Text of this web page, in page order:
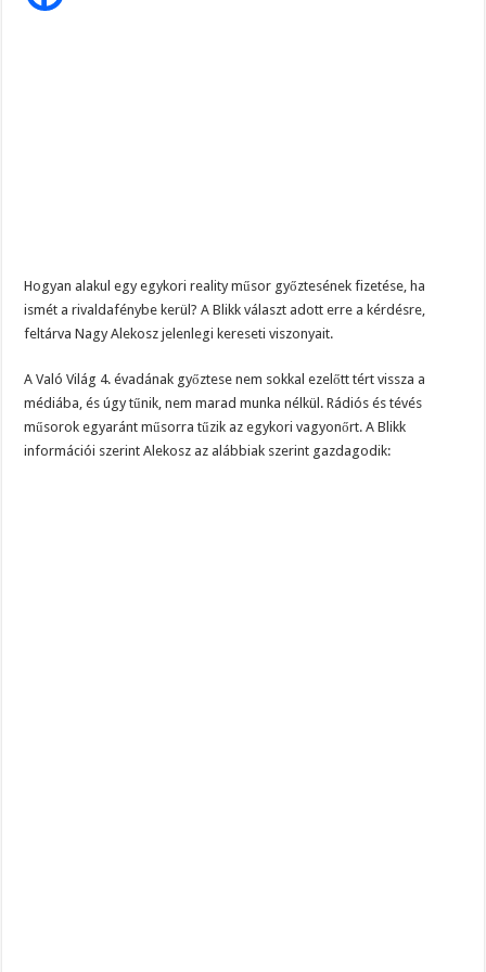
Szijjártó élő adásban semmisítette meg Magyar Pétert – egyetlen mondat elég
Hogyan alakul egy egykori reality műsor győztesének fizetése, ha
ismét a rivaldafénybe kerül? A Blikk választ adott erre a kérdésre,
feltárva Nagy Alekosz jelenlegi kereseti viszonyait.
A Való Világ 4. évadának győztese nem sokkal ezelőtt tért vissza a
médiába, és úgy tűnik, nem marad munka nélkül. Rádiós és tévés
műsorok egyaránt műsorra tűzik az egykori vagyonőrt. A Blikk
információi szerint Alekosz az alábbiak szerint gazdagodik: